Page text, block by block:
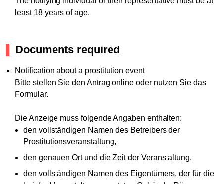
least 18 years of age.
Documents required
Notification about a prostitution event
Bitte stellen Sie den Antrag online oder nutzen Sie das
Formular.
Die Anzeige muss folgende Angaben enthalten:
den vollständigen Namen des Betreibers der
Prostitutionsveranstaltung,
den genauen Ort und die Zeit der Veranstaltung,
den vollständigen Namen des Eigentümers, der für die